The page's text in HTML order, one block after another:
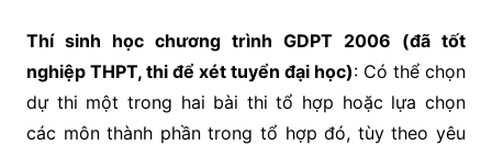
Thí sinh học chương trình GDPT 2006 (đã tốt
nghiệp THPT, thi để xét tuyển đại học): Có thể chọn
dự thi một trong hai bài thi tổ hợp hoặc lựa chọn
các môn thành phần trong tổ hợp đó, tùy theo yêu